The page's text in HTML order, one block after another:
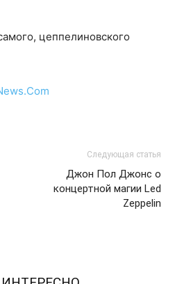
цеппелиновского
Следующая статья
Джон Пол Джонс о
концертной магии Led
Zeppelin